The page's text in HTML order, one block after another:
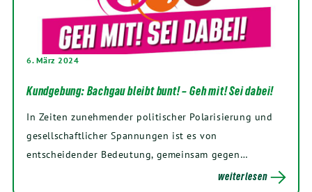
6. März 2024
Kundgebung: Bachgau bleibt bunt! – Geh mit! Sei dabei!
In Zeiten zunehmender politischer Polarisierung und
gesellschaftlicher Spannungen ist es von
entscheidender Bedeutung, gemeinsam gegen…
weiterlesen